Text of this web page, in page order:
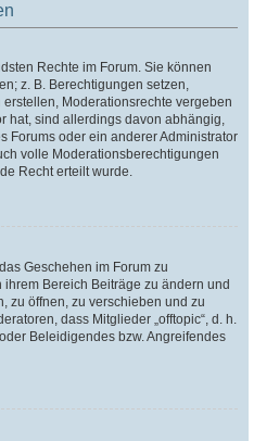
Rechte im Forum. Sie können
z. B. Berechtigungen setzen,
Moderationsrechte vergeben
hat, sind allerdings davon abhängig,
Forums oder ein anderer Administrator
volle Moderationsberechtigungen
Recht erteilt wurde.
Geschehen im Forum zu
Bereich Beiträge zu ändern und
zu öffnen, zu verschieben und zu
dass Mitglieder „offtopic“, d. h.
Beleidigendes bzw. Angreifendes